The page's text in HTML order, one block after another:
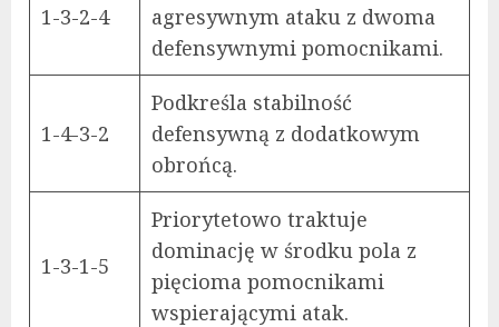
1-3-2-4
agresywnym ataku z dwoma
defensywnymi pomocnikami.
1-4-3-2
Podkreśla stabilność
defensywną z dodatkowym
obrońcą.
1-3-1-5
Priorytetowo traktuje
dominację w środku pola z
pięcioma pomocnikami
wspierającymi atak.